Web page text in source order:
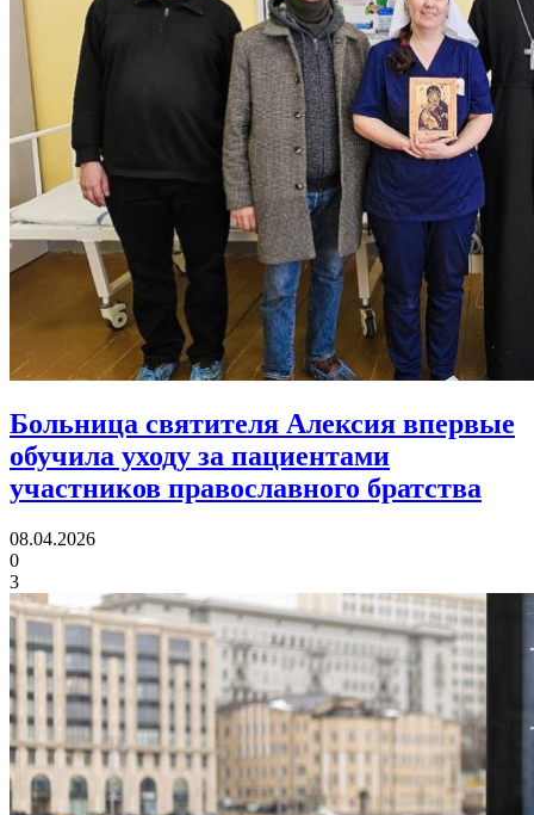
Больница святителя Алексия впервые
обучила уходу за пациентами
участников православного братства
08.04.2026
0
3